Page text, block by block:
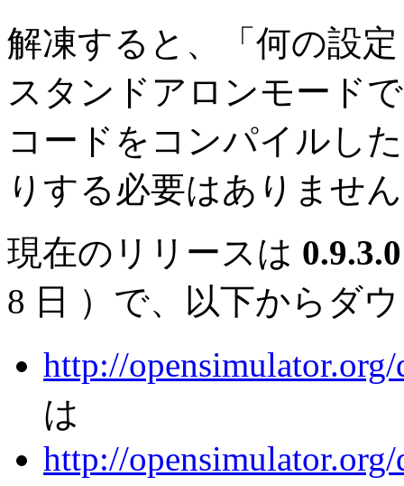
解凍すると、「何の設
スタンドアロンモード
コードをコンパイルし
りする必要はありませ
現在のリリースは 0.9.3.0
8 日 ）で、以下からダ
http://
は
http://